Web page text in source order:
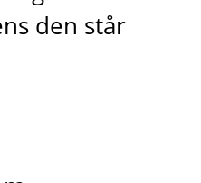
den står